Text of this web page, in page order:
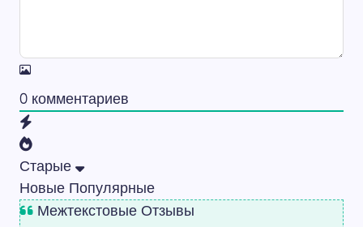
0комментариев
Старые
НовыеПопулярные
Межтекстовые Отзывы